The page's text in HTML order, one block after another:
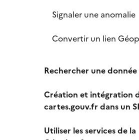
Signaler une anomalie
Convertir un lien
Rechercher une donnée
Création et intégration
cartes.gouv.fr dans un
Utiliser les services de la